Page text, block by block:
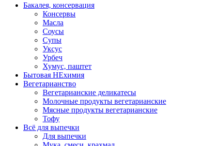
Бакалея, консервация
Консервы
Масла
Соусы
Супы
Уксус
Урбеч
Хумус, паштет
Бытовая НЕхимия
Вегетарианство
Вегетарианские деликатесы
Молочные продукты вегетарианские
Мясные продукты вегетарианские
Тофу
Всё для выпечки
Для выпечки